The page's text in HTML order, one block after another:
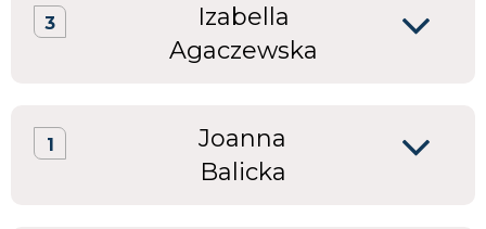
3
Izabella
Agaczewska
1
Joanna
Balicka